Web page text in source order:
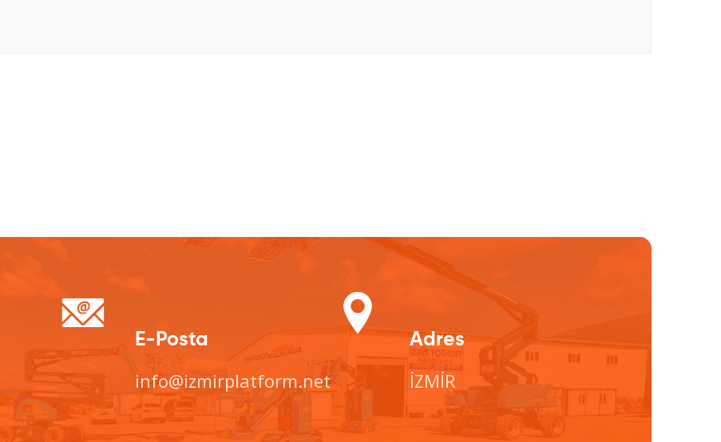
E-Posta
info@izmirplatform.net
Adres
İZMİR